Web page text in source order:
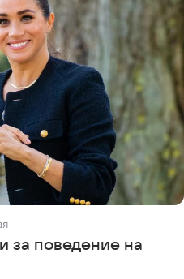
за поведение на